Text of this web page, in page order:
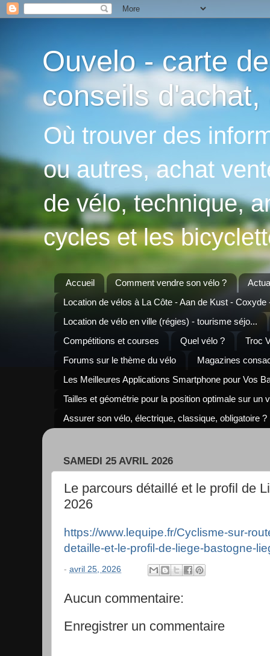
Ouvelo - carte
conseils
Où trouver des
ou autres, achat
de vélo, technique,
cycles et les
Accueil Comment vendre son vélo ?
Location de vélos à La Côte - Aan de Kust - Coxyde
Location de vélo en ville (régies) - tourisme séjo...
Compétitions et courses
Quel vélo ?
Troc
Forums sur le thème du vélo
Magazines
Les Meilleures Applications Smartphone pour Vos
Tailles et géométrie pour la position optimale sur un
Assurer son vélo, électrique, classique, obligatoire ?
SAMEDI 25 AVRIL 2026
Le parcours détaillé et le profil de
2026
https://www.lequipe.fr/Cyclisme-sur-
detaille-et-le-profil-de-liege-bastogne-
- avril 25, 2026
Aucun commentaire:
Enregistrer un commentaire